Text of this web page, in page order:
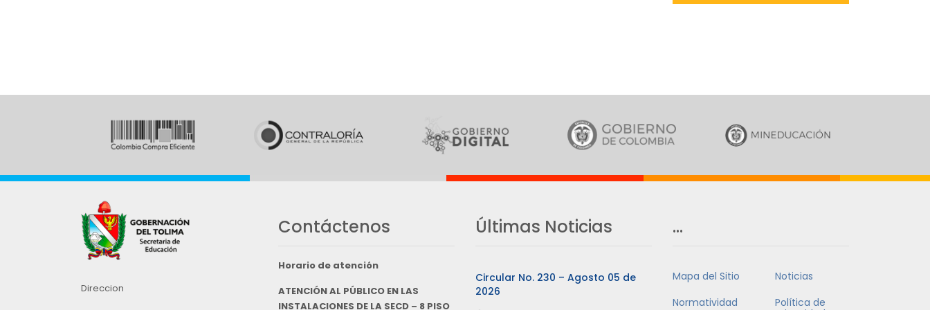
Direccion
Contáctenos
Horario de atención
ATENCIÓN AL PÚBLICO EN LAS
INSTALACIONES DE LA SECD – 8 PISO
Últimas Noticias
Circular No. 230 – Agosto 05 de
2026
…
Mapa del Sitio
Noticias
Normatividad
Política de